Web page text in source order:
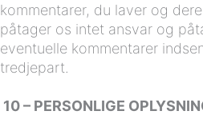
kommentarer, du laver og
påtager os intet ansvar og
eventuelle kommentarer
tredjepart.
10 – PERSONLIGE